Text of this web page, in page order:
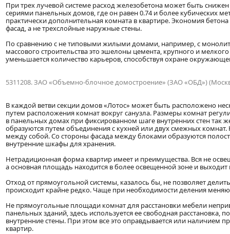
При трех лучевой системе расход железобетона может быть
сериями панельных домов, где он равен 0.74 и более кубических
практически дополнительная комната в квартире. Экономия
фасад, а не трехслойные наружные стены.
По сравнению с не типовыми жилыми домами, например, с
массового строительства это эшелоны цемента, крупного и
уменьшается количество карьеров, способствуя охране
5311208. ЗАО «Объемно-блочное домостроение» (ЗАО «ОБД»)
В каждой ветви секции домов «Лотос» может быть расположено
путем расположения комнат вокруг санузла. Размеры комнат
в панельных домах при фиксированном шаге внутренних стен так
образуются путем объединения с кухней или двух смежных комнат.
между собой. Со стороны фасада между блоками образуются
внутренние шкафы для хранения.
Нетрадиционная форма квартир имеет и преимущества. Вся не
а основная площадь находится в более освещенной зоне и
Отход от прямоугольной системы, казалось бы, не позволяет
происходит крайне редко. Чаще при необходимости деления
Не прямоугольные площади комнат для расстановки мебели
панельных зданий, здесь используется ее свободная
внутренние стены. При этом все это оправдывается или
квартир.